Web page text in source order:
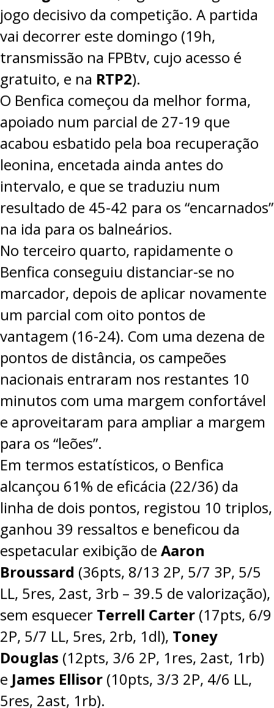
jogo decisivo da competição. A partida
vai decorrer este domingo (19h,
transmissão na FPBtv, cujo acesso é
gratuito, e na RTP2).
O Benfica começou da melhor forma,
apoiado num parcial de 27-19 que
acabou esbatido pela boa recuperação
leonina, encetada ainda antes do
intervalo, e que se traduziu num
resultado de 45-42 para os “encarnados”
na ida para os balneários.
No terceiro quarto, rapidamente o
Benfica conseguiu distanciar-se no
marcador, depois de aplicar novamente
um parcial com oito pontos de
vantagem (16-24). Com uma dezena de
pontos de distância, os campeões
nacionais entraram nos restantes 10
minutos com uma margem confortável
e aproveitaram para ampliar a margem
para os “leões”.
Em termos estatísticos, o Benfica
alcançou 61% de eficácia (22/36) da
linha de dois pontos, registou 10 triplos,
ganhou 39 ressaltos e beneficou da
espetacular exibição de Aaron
Broussard (36pts, 8/13 2P, 5/7 3P, 5/5
LL, 5res, 2ast, 3rb – 39.5 de valorização),
sem esquecer Terrell Carter (17pts, 6/9
2P, 5/7 LL, 5res, 2rb, 1dl), Toney
Douglas (12pts, 3/6 2P, 1res, 2ast, 1rb)
e James Ellisor (10pts, 3/3 2P, 4/6 LL,
5res, 2ast, 1rb).